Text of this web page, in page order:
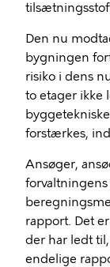
Den nu
bygningen
risiko i dens
to etager ikke
forstærkes,
Ansøger,
rapport. Det
der har ledt
endelige